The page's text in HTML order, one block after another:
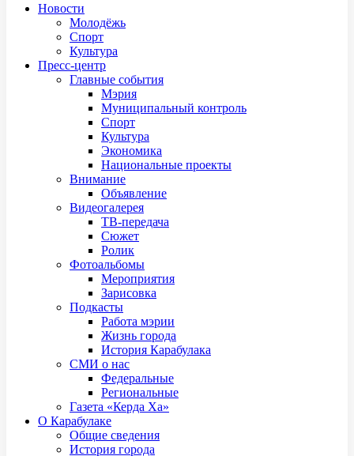
Новости
Молодёжь
Спорт
Культура
Пресс-центр
Главные события
Мэрия
Муниципальный контроль
Спорт
Культура
Экономика
Национальные проекты
Внимание
Объявление
Видеогалерея
ТВ-передача
Сюжет
Ролик
Фотоальбомы
Мероприятия
Зарисовка
Подкасты
Работа мэрии
Жизнь города
История Карабулака
СМИ о нас
Федеральные
Региональные
Газета «Керда Ха»
О Карабулаке
Общие сведения
История города